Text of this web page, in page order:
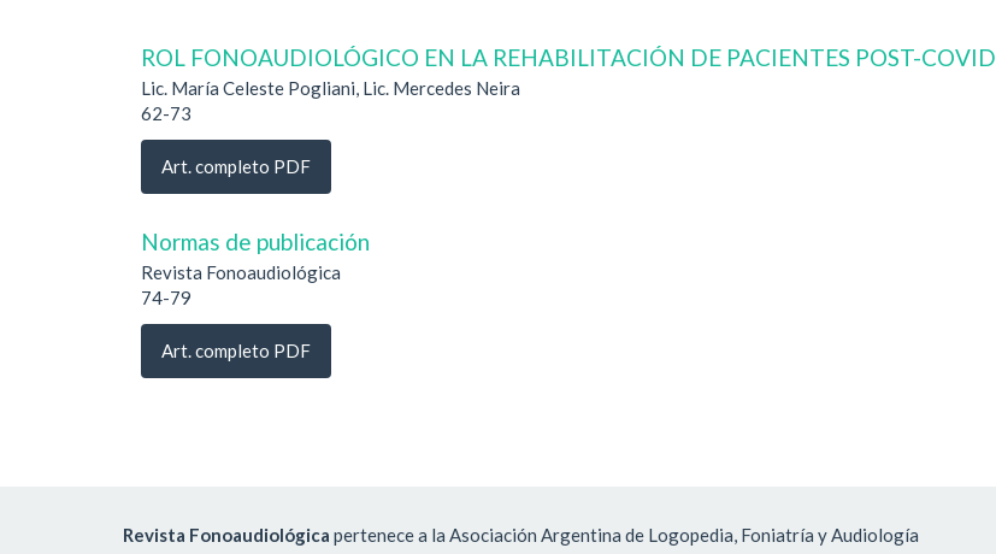
ROL FONOAUDIOLÓGICO EN LA REHABILITACIÓN DE PACIENTES POST-COVID
Lic. María Celeste Pogliani, Lic. Mercedes Neira
62-73
Art. completo PDF
Normas de publicación
Revista Fonoaudiológica
74-79
Art. completo PDF
Revista Fonoaudiológica pertenece a la Asociación Argentina de Logopedia, Foniatría y Audiología